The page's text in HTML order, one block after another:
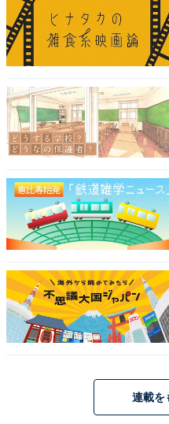
連続減少傾向
全国男性のストレスレベル平均（
「低ストレス者（39点以
少傾向であることがわか
連載を